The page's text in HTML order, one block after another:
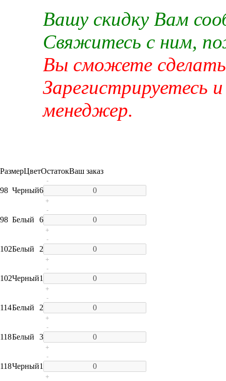
Вашу скидку Вам
Свяжитесь с ним,
Вы сможете сделать
Зарегистрируетесь
менеджер.
РазмерЦветОстатокВаш заказ
98 Черный6
-
+
98 Белый 6
-
+
102Белый 2
-
+
102Черный1
-
+
114Белый 2
-
+
118Белый 3
-
+
118Черный1
-
+